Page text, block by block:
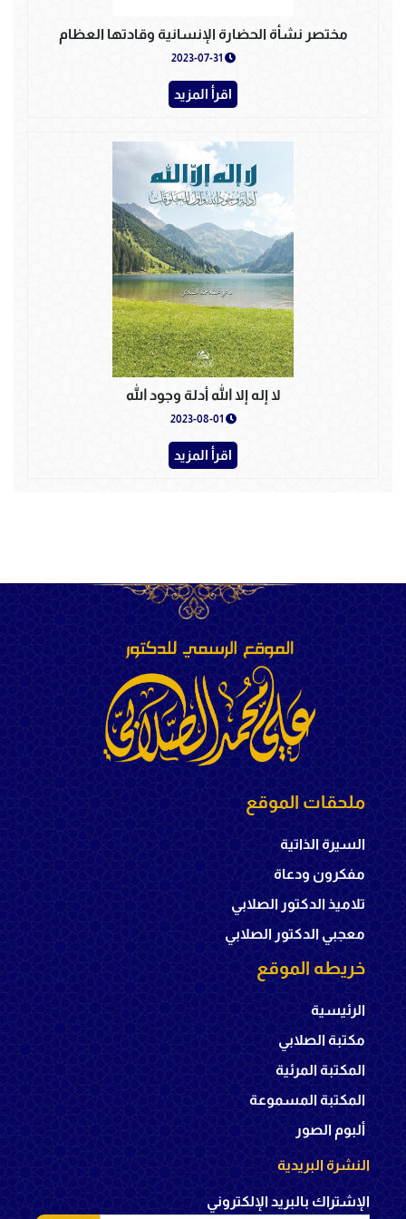
مختصر نشأة الحضارة الإنسانية وقادتها العظام
اقرأ المزيد
لا إله إلا الله أدلة وجود الله
اقرأ المزيد
ملحقات الموقع
السيرة الذاتية
مفكرون ودعاة
تلاميذ الدكتور الصلابي
معجبي الدكتور الصلابي
خريطه الموقع
الرئيسية
مكتبة الصلابي
المكتبة المرئية
المكتبة المسموعة
ألبوم الصور
النشرة البريدية
الإشتراك بالبريد الإلكتروني